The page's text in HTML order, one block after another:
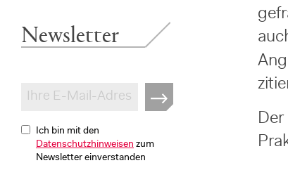
Newsletter
Ich bin mit den
Datenschutzhinweisen zum
Newsletter einverstanden